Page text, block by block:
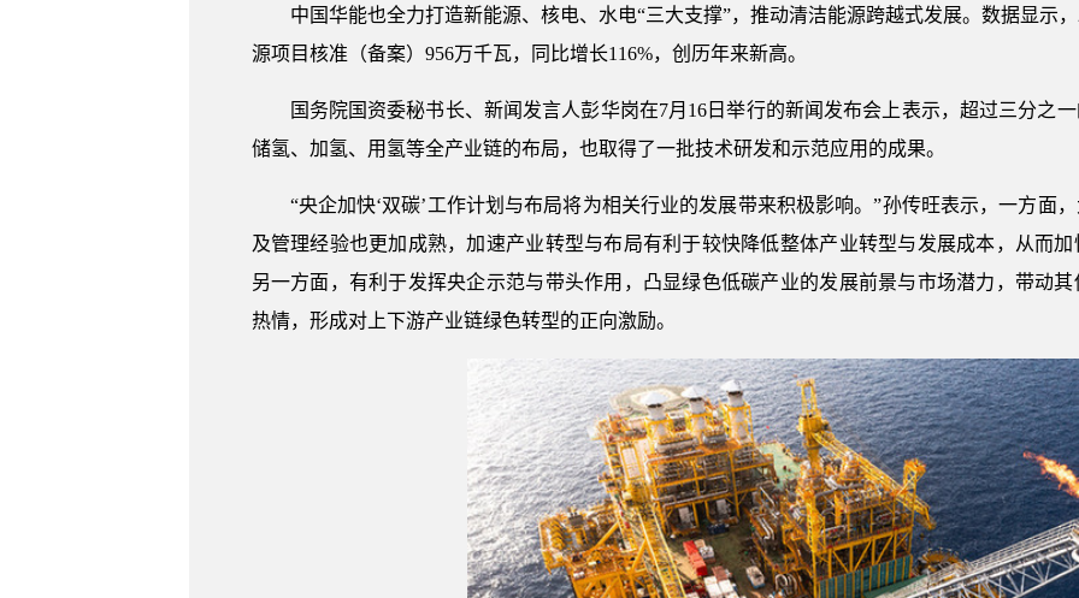
中国华能也全力打造新能源、核电、水电“三大支撑”，推动清洁能源跨越式发展。数据显示
源项目核准（备案）956万千瓦，同比增长116%，创历年来新高。
国务院国资委秘书长、新闻发言人彭华岗在7月16日举行的新闻发布会上表示，超过三分之
储氢、加氢、用氢等全产业链的布局，也取得了一批技术研发和示范应用的成果。
“央企加快‘双碳’工作计划与布局将为相关行业的发展带来积极影响。”孙传旺表示，一方面
及管理经验也更加成熟，加速产业转型与布局有利于较快降低整体产业转型与发展成本，从而
另一方面，有利于发挥央企示范与带头作用，凸显绿色低碳产业的发展前景与市场潜力，带动
热情，形成对上下游产业链绿色转型的正向激励。